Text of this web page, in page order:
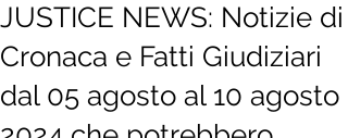
JUSTICE NEWS: Notizie di
Cronaca e Fatti Giudiziari
dal 05 agosto al 10 agosto